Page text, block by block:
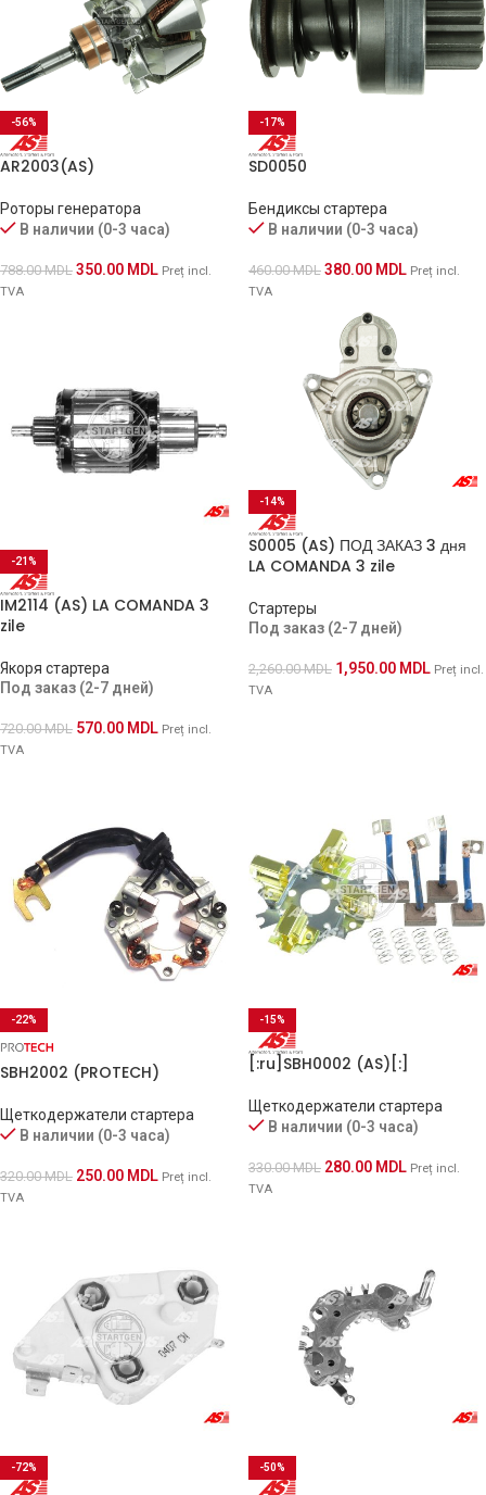
-56%
AR2003(AS)
Роторы генератора
В наличии (0-3 часа)
788.00MDL 350.00 MDL Preț incl.
TVA
-17%
SD0050
Бендиксы стартера
В наличии (0-3 часа)
460.00MDL 380.00 MDL Preț incl.
TVA
-21%
IM2114 (AS) LA COMANDA 3
zile
Якоря стартера
Под заказ (2-7 дней)
720.00MDL 570.00 MDL Preț incl.
TVA
-14%
S0005 (AS) ПОД ЗАКАЗ 3 дня
LA COMANDA 3 zile
Стартеры
Под заказ (2-7 дней)
2,260.00MDL 1,950.00 MDL Preț incl.
TVA
-22%
SBH2002 (PROTECH)
Щеткодержатели стартера
В наличии (0-3 часа)
320.00MDL 250.00 MDL Preț incl.
TVA
-15%
[:ru]SBH0002 (AS)[:]
Щеткодержатели стартера
В наличии (0-3 часа)
330.00MDL 280.00 MDL Preț incl.
TVA
-72% -50%